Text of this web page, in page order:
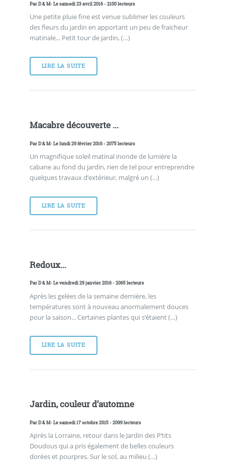
ParD & M- Le samedi 23 avril 2016 - 2100 lecteurs
Une petite pluie fine est venue sublimer les couleurs
des fleurs du jardin en apportant un peu de fraicheur
matinale... Petit tour de jardin, (…)
LIRE LA SUITE
Macabre découverte ...
ParD & M- Le lundi 29 février 2016 - 2075 lecteurs
Un magnifique soleil matinal inonde de lumière la
cabane au fond du jardin, rien de tel pour entreprendre
quelques travaux d’extérieur, malgré un (…)
LIRE LA SUITE
Redoux...
ParD & M- Le vendredi 29 janvier 2016 - 2065 lecteurs
Après les gelées de la semaine dernière, les
températures sont à nouveau anormalement douces
pour la saison... Certaines plantes qui s’étaient (…)
LIRE LA SUITE
Jardin, couleur d’automne
ParD & M- Le samedi 17 octobre 2015 - 2099 lecteurs
Après la Lorraine, retour dans le Jardin des P’tits
Doudous qui a pris également de belles couleurs
dorées et pourpres. Sur le sol, au milieu (…)